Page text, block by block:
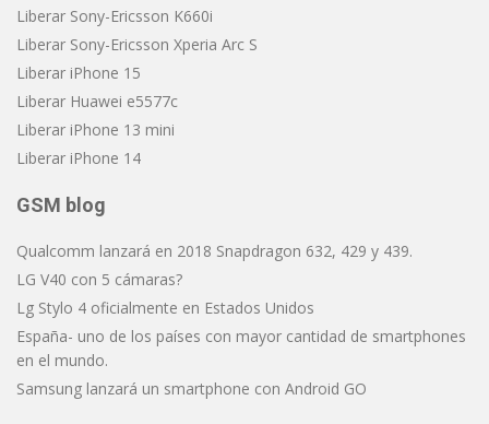
Liberar Sony-Ericsson K660i
Liberar Sony-Ericsson Xperia Arc S
Liberar iPhone 15
Liberar Huawei e5577c
Liberar iPhone 13 mini
Liberar iPhone 14
GSM blog
Qualcomm lanzará en 2018 Snapdragon 632, 429 y 439.
LG V40 con 5 cámaras?
Lg Stylo 4 oficialmente en Estados Unidos
España- uno de los países con mayor cantidad de smartphones
en el mundo.
Samsung lanzará un smartphone con Android GO